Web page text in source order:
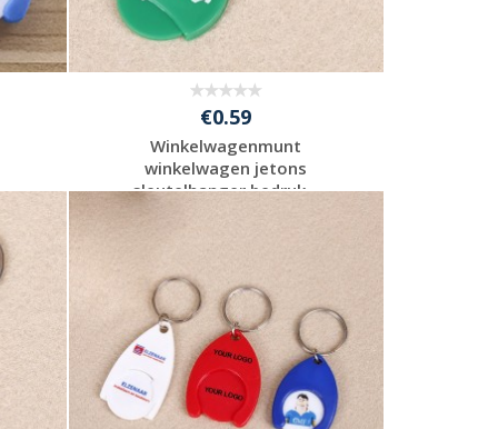
€0.59
Winkelwagenmunt
winkelwagen jetons
sleutelhanger bedruk...